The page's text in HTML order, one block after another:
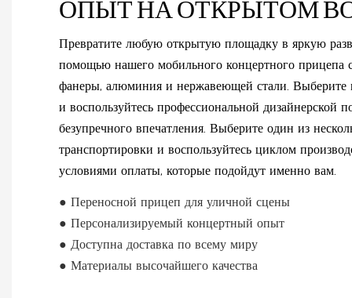
ОПЫТ НА ОТКРЫТОМ
Превратите любую открытую площадку в яркую
помощью нашего мобильного концертного прицепа
фанеры, алюминия и нержавеющей стали. Выберите
и воспользуйтесь профессиональной дизайнерской
безупречного впечатления. Выберите один из
транспортировки и воспользуйтесь циклом
условиями оплаты, которые подойдут именно вам.
● Переносной прицеп для уличной сцены
● Персонализируемый концертный опыт
● Доступна доставка по всему миру
● Материалы высочайшего качества